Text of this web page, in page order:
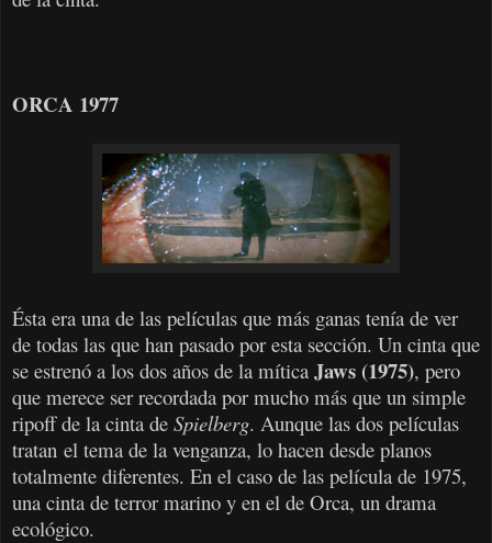
ORCA 1977
Ésta era una de las películas que más ganas tenía de ver
de todas las que han pasado por esta sección. Un cinta que
se estrenó a los dos años de la mítica Jaws (1975), pero
que merece ser recordada por mucho más que un simple
ripoff de la cinta de Spielberg. Aunque las dos películas
tratan el tema de la venganza, lo hacen desde planos
totalmente diferentes. En el caso de las película de 1975,
una cinta de terror marino y en el de Orca, un drama
ecológico.